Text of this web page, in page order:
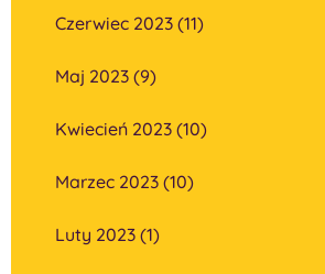
Czerwiec 2023 (11)
Maj 2023 (9)
Kwiecień 2023 (10)
Marzec 2023 (10)
Luty 2023 (1)